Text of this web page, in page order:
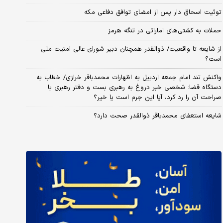
توئیت اسحاق دار پس از امضای توافق دفاعی مکه
حملات به کشتی‌های اماراتی در تنگه هرمز
از شایعه تا واقعیت/ ذوالقدر همچنان دبیر شورای ‌عالی امنیت ملی
است؟
واکنش تند امام جمعه اردبیل به اظهارات محمدباقر خرازی/ خطاب به
دستگاه قضا: شخصی خبر دروغ به رهبری بست و دفتر رهبری با
صراحت آن را رد کرد، آیا این جرم است یا خیر؟
شایعه استعفای محمدباقر ذوالقدر صحت دارد؟